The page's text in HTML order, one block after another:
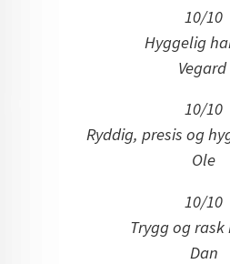
10/10
Hyggelig
Vegard
10/10
Ryddig, presis og
Ole
10/10
Trygg og
Dan